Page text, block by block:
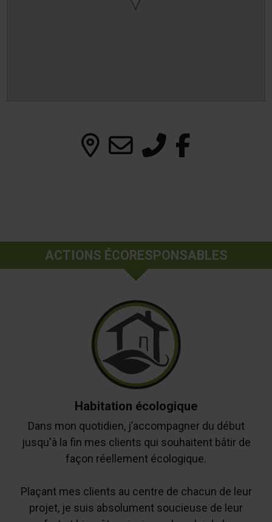
ACTIONS ÉCORESPONSABLES
Habitation écologique
Dans mon quotidien, j’accompagner du début
jusqu'à la fin mes clients qui souhaitent bâtir de
façon réellement écologique.
Plaçant mes clients au centre de chacun de leur
projet, je suis absolument soucieuse de leur